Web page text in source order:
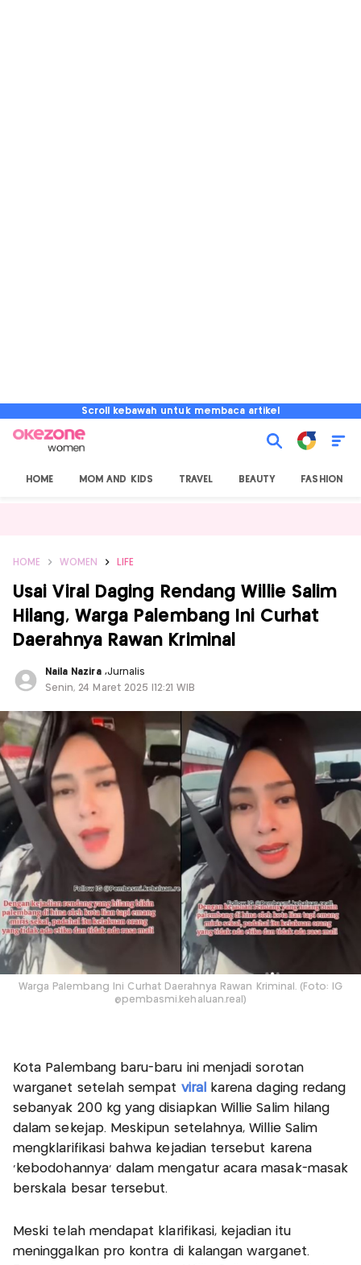
Scroll kebawah untuk membaca artikel
HOME MOM AND KIDS TRAVEL BEAUTY FASHION
HOME WOMEN LIFE
Usai Viral Daging Rendang Willie Salim
Hilang, Warga Palembang Ini Curhat
Daerahnya Rawan Kriminal
Naila Nazira ,Jurnalis
Senin, 24 Maret 2025 |12:21 WIB
Warga Palembang Ini Curhat Daerahnya Rawan Kriminal. (Foto: IG
@pembasmi.kehaluan.real)
Kota Palembang baru-baru ini menjadi sorotan
warganet setelah sempat viral
karena daging redang
sebanyak 200 kg yang disiapkan Willie Salim hilang
dalam sekejap. Meskipun setelahnya, Willie Salim
mengklarifikasi bahwa kejadian tersebut karena
‘kebodohannya’ dalam mengatur acara masak-masak
berskala besar tersebut.
Meski telah mendapat klarifikasi, kejadian itu
meninggalkan pro kontra di kalangan warganet.